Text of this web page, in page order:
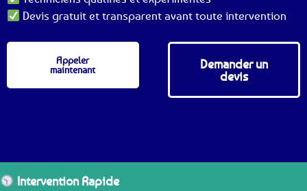
Devis gratuit et transparent avant toute intervention
Appeler
maintenant
Demander un
devis
Intervention Rapide